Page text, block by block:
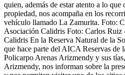
quien, además de estar atento a lo que
propiedad, nos acompaña en los
vehículo llamado La Zamurita. Foto:
Asociación Calidris Foto: Carlos Ruiz
Calidris En la Reserva Natural de la
que hace parte del AICA Reservas de
Policarpo Arenas Arizmendy y sus
Arizmendy, nos informan sobre la